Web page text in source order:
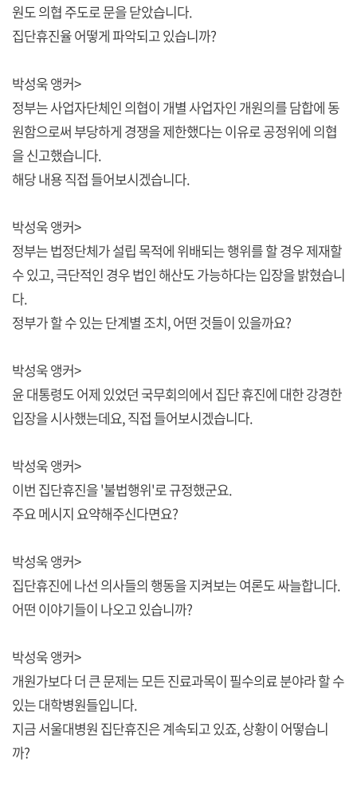
원도 의협 주도로 문을 닫았습니다.
집단휴진율 어떻게 파악되고 있습니까?
박성욱 앵커>
정부는 사업자단체인 의협이 개별 사업자인 개원의를 담합에 동
원함으로써 부당하게 경쟁을 제한했다는 이유로 공정위에 의협
을 신고했습니다.
해당 내용 직접 들어보시겠습니다.
박성욱 앵커>
정부는 법정단체가 설립 목적에 위배되는 행위를 할 경우 제재할
수 있고, 극단적인 경우 법인 해산도 가능하다는 입장을 밝혔습니
다.
정부가 할 수 있는 단계별 조치, 어떤 것들이 있을까요?
박성욱 앵커>
윤 대통령도 어제 있었던 국무회의에서 집단 휴진에 대한 강경한
입장을 시사했는데요, 직접 들어보시겠습니다.
박성욱 앵커>
이번 집단휴진을 '불법행위'로 규정했군요.
주요 메시지 요약해주신다면요?
박성욱 앵커>
집단휴진에 나선 의사들의 행동을 지켜보는 여론도 싸늘합니다.
어떤 이야기들이 나오고 있습니까?
박성욱 앵커>
개원가보다 더 큰 문제는 모든 진료과목이 필수의료 분야라 할 수
있는 대학병원들입니다.
지금 서울대병원 집단휴진은 계속되고 있죠, 상황이 어떻습니
까?